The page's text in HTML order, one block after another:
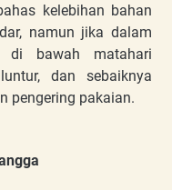
kelebihan bahan
namun jika dalam
di bawah matahari
dan sebaiknya
pengering pakaian.